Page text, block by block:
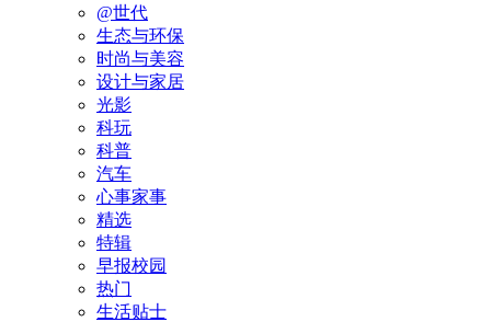
@世代
生态与环保
时尚与美容
设计与家居
光影
科玩
科普
汽车
心事家事
精选
特辑
早报校园
热门
生活贴士